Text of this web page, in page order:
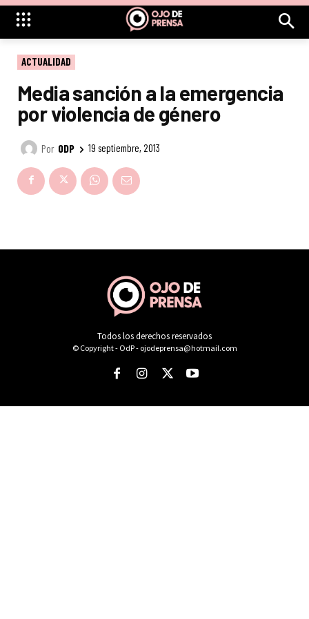
ACTUALIDAD
Media sanción a la emergencia
por violencia de género
Por ODP 19 septiembre, 2013
Todos los derechos reservados
© Copyright - OdP - ojodeprensa@hotmail.com